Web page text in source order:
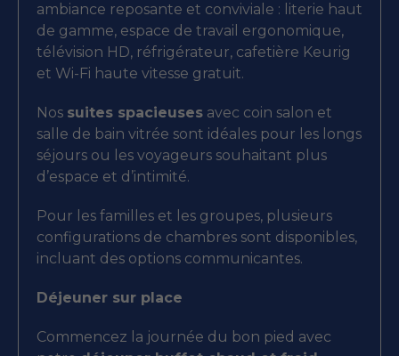
ambiance reposante et conviviale : literie haut
de gamme, espace de travail ergonomique,
télévision HD, réfrigérateur, cafetière Keurig
et Wi-Fi haute vitesse gratuit.
Nos suites spacieuses avec coin salon et
salle de bain vitrée sont idéales pour les longs
séjours ou les voyageurs souhaitant plus
d’espace et d’intimité.
Pour les familles et les groupes, plusieurs
configurations de chambres sont disponibles,
incluant des options communicantes.
Déjeuner sur place
Commencez la journée du bon pied avec